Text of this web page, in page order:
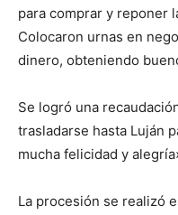
para comprar y reponer
Colocaron urnas en
dinero, obteniendo
Se logró una
trasladarse hasta Luján
mucha felicidad y
La procesión se realizó